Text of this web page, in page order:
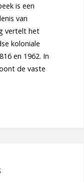
is een
van
vertelt het
koloniale
en 1962. In
de vaste